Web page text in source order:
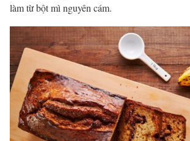
làm từ bột mì nguyên cám.